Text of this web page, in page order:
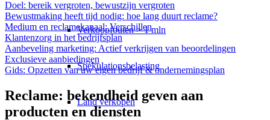
Verkoopfouten > 1 mln
Spekulationsbelasting
Land verkopen
Doel: bereik vergroten, bewustzijn vergroten
Bewustmaking heeft tijd nodig: hoe lang duurt reclame?
Medium en reclamekanaal: Verschillen
Klantenzorg in het bedrijfsplan
Aanbeveling marketing: Actief verkrijgen van beoordelingen
Exclusieve aanbiedingen
Gids: Opzetten van uw eigen bedrijf & ondernemingsplan
Reclame: bekendheid geven aan
producten en diensten